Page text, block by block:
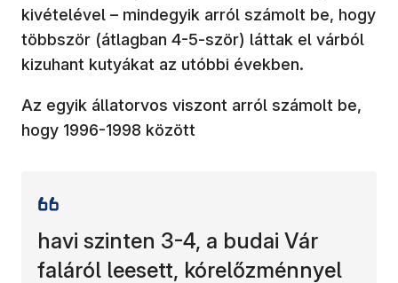
kivételével – mindegyik arról számolt be, hogy
többször (átlagban 4-5-ször) láttak el várból
kizuhant kutyákat az utóbbi években.
Az egyik állatorvos viszont arról számolt be,
hogy 1996-1998 között
havi szinten 3-4, a budai Vár
faláról leesett, kórelőzménnyel